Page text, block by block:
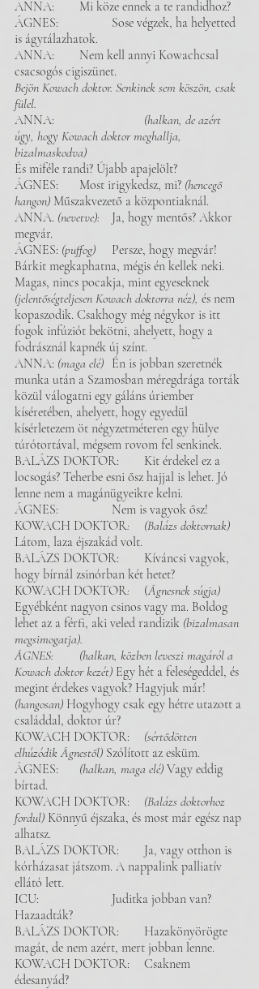
ANNA: 	Mi köze ennek a te randidhoz?
ÁGNES: 		Sose végzek, ha helyetted
is ágytálazhatok.
ANNA: 	Nem kell annyi Kowachcsal
csacsogós cigiszünet.
Bejön Kowach doktor. Senkinek sem köszön, csak
fülel.
(halkan, de azért
úgy, hogy Kowach doktor meghallja,
bizalmaskodva)
És miféle randi? Újabb apajelölt?
ÁGNES: 	Most irigykedsz, mi? (hencegő
hangon) Műszakvezető a központiaknál.
ANNA. (nevetve):
megvár.
ÁGNES: (puffog)
Bárkit megkaphatna, mégis én kellek neki.
Magas, nincs pocakja, mint egyeseknek
(jelentőségteljesen Kowach doktorra néz), és nem
kopaszodik. Csakhogy még négykor is itt
fogok infúziót bekötni, ahelyett, hogy a
fodrásznál kapnék új színt.
ANNA:
Én is jobban szeretnék
munka után a Szamosban méregdrága torták
közül válogatni egy gáláns úriember
kíséretében, ahelyett, hogy egyedül
kísérletezem öt négyzetméteren egy hülye
túrótortával, mégsem rovom fel senkinek.
BALÁZS DOKTOR: 	Kit érdekel ez a
locsogás? Teherbe esni ősz hajjal is lehet. Jó
lenne nem a magánügyeikre kelni.
ÁGNES: 		Nem is vagyok ősz!
KOWACH DOKTOR:
(Balázs doktornak)
Látom, laza éjszakád volt.
BALÁZS DOKTOR: 	Kíváncsi vagyok,
hogy bírnál zsinórban két hetet?
KOWACH DOKTOR: (Ágnesnek súgja)
Egyébként nagyon csinos vagy ma. Boldog
lehet az a férfi, aki veled randizik (bizalmasan
megsimogatja).
ÁGNES: 	(halkan, közben leveszi magáról a
Kowach doktor kezét) Egy hét a feleségeddel, és
megint érdekes vagyok? Hagyjuk már!
(hangosan) Hogyhogy csak egy hétre utazott a
családdal, doktor úr?
(sértődötten
elhúzódik Ágnestől) Szólított az esküm.
(halkan, maga elé) Vagy eddig
bírtad.
(Balázs doktorhoz
fordul) Könnyű éjszaka, és most már egész nap
alhatsz.
BALÁZS DOKTOR: 	Ja, vagy otthon is
kórházasat játszom. A nappalink palliatív
ellátó lett.
ICU: 			Juditka jobban van?
Hazaadták?
BALÁZS DOKTOR: 	Hazakönyörögte
magát, de nem azért, mert jobban lenne.
KOWACH DOKTOR: 	Csaknem
édesanyád?